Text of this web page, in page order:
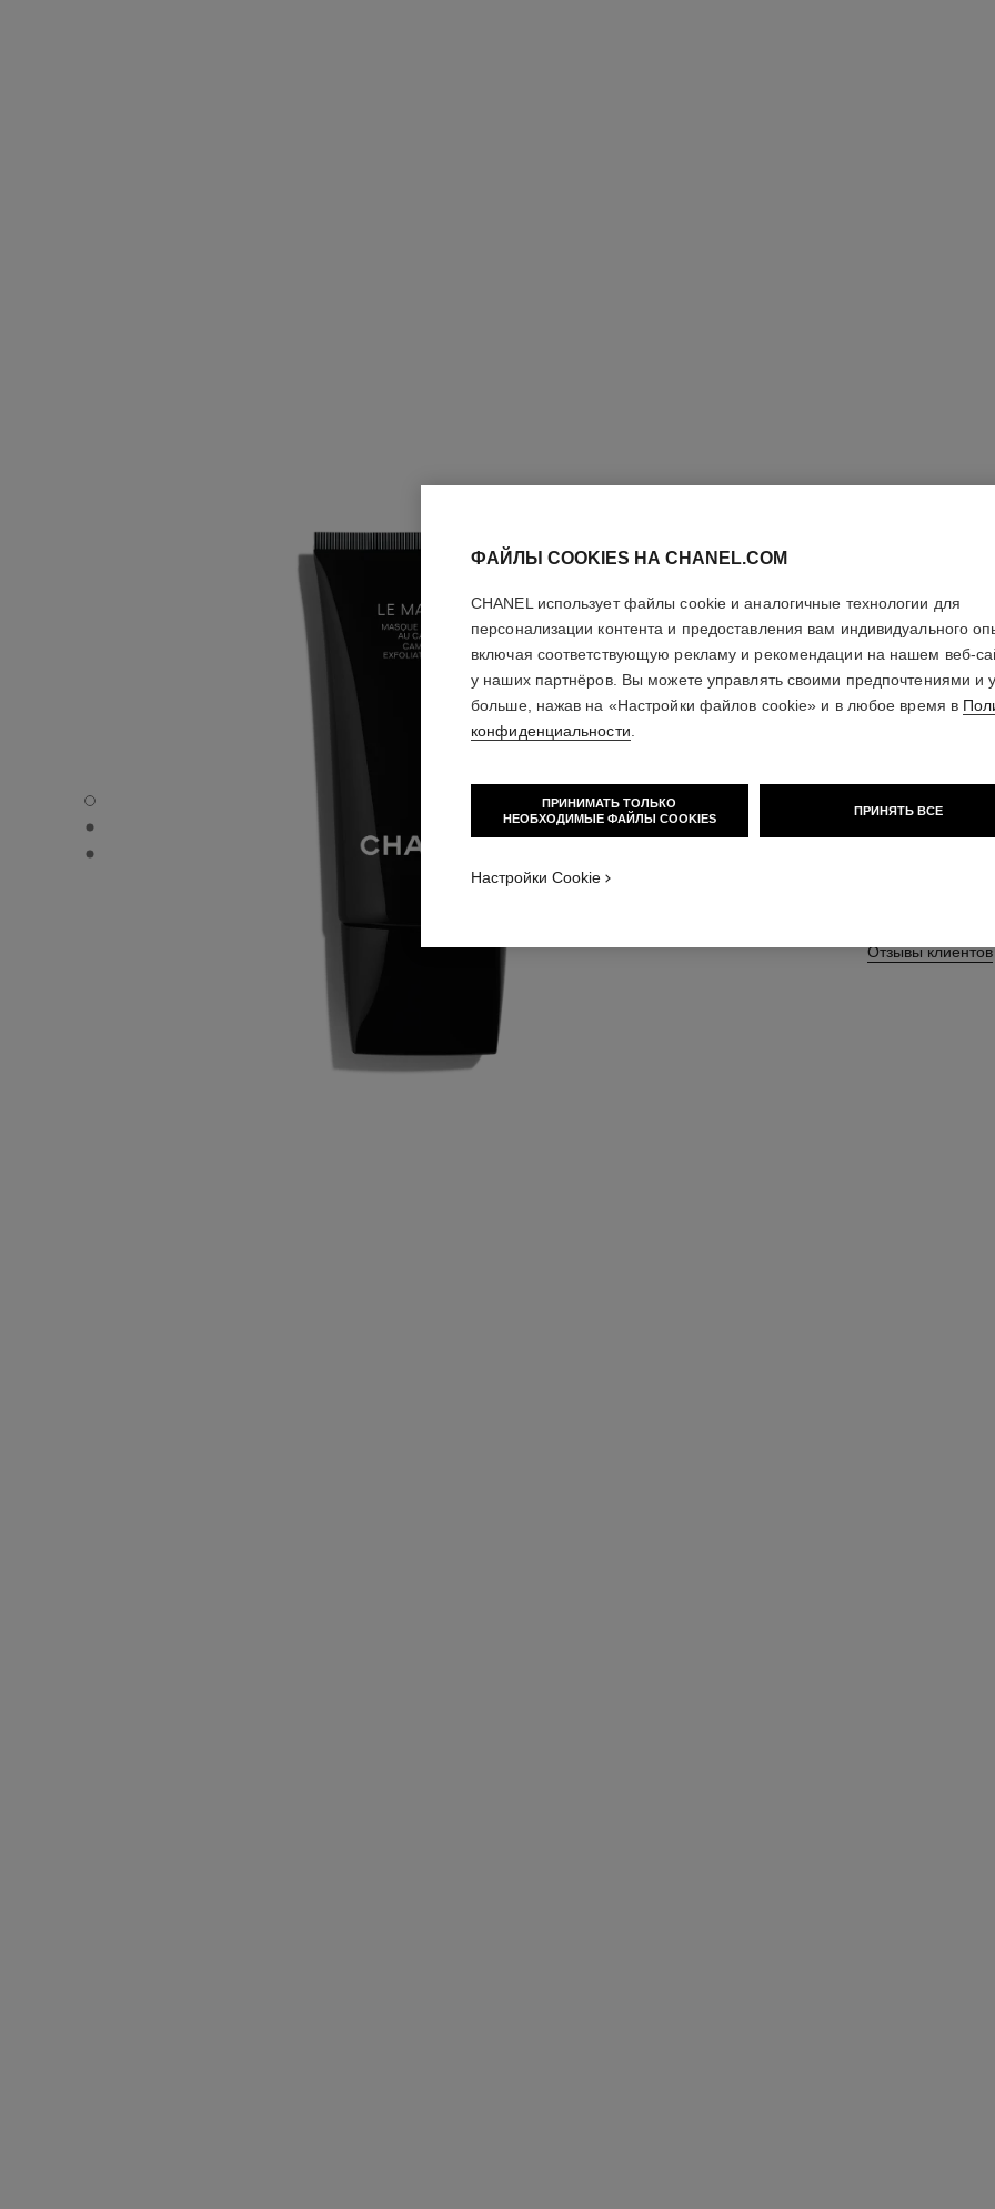
LE MASQUE - Вид по умолчанию
LE MASQUE - Альтернативный вид 1
LE MASQUE - Просмотр основной текстуры
LE
Арт. 133230
Отзывы клиентов
ФАЙЛЫ COOKIES НА CHANEL.COM
CHANEL использует файлы cookie и аналогичные технологии для
персонализации контента и предоставления вам индивидуального
включая соответствующую рекламу и рекомендации на нашем веб-
у наших партнёров. Вы можете управлять своими предпочтениями и
больше, нажав на «Настройки файлов cookie» и в любое время в
конфиденциальности
ПРИНИМАТЬ ТОЛЬКО
НЕОБХОДИМЫЕ ФАЙЛЫ COOKIES
ПРИНЯТЬ ВСЕ
Настройки Cookie